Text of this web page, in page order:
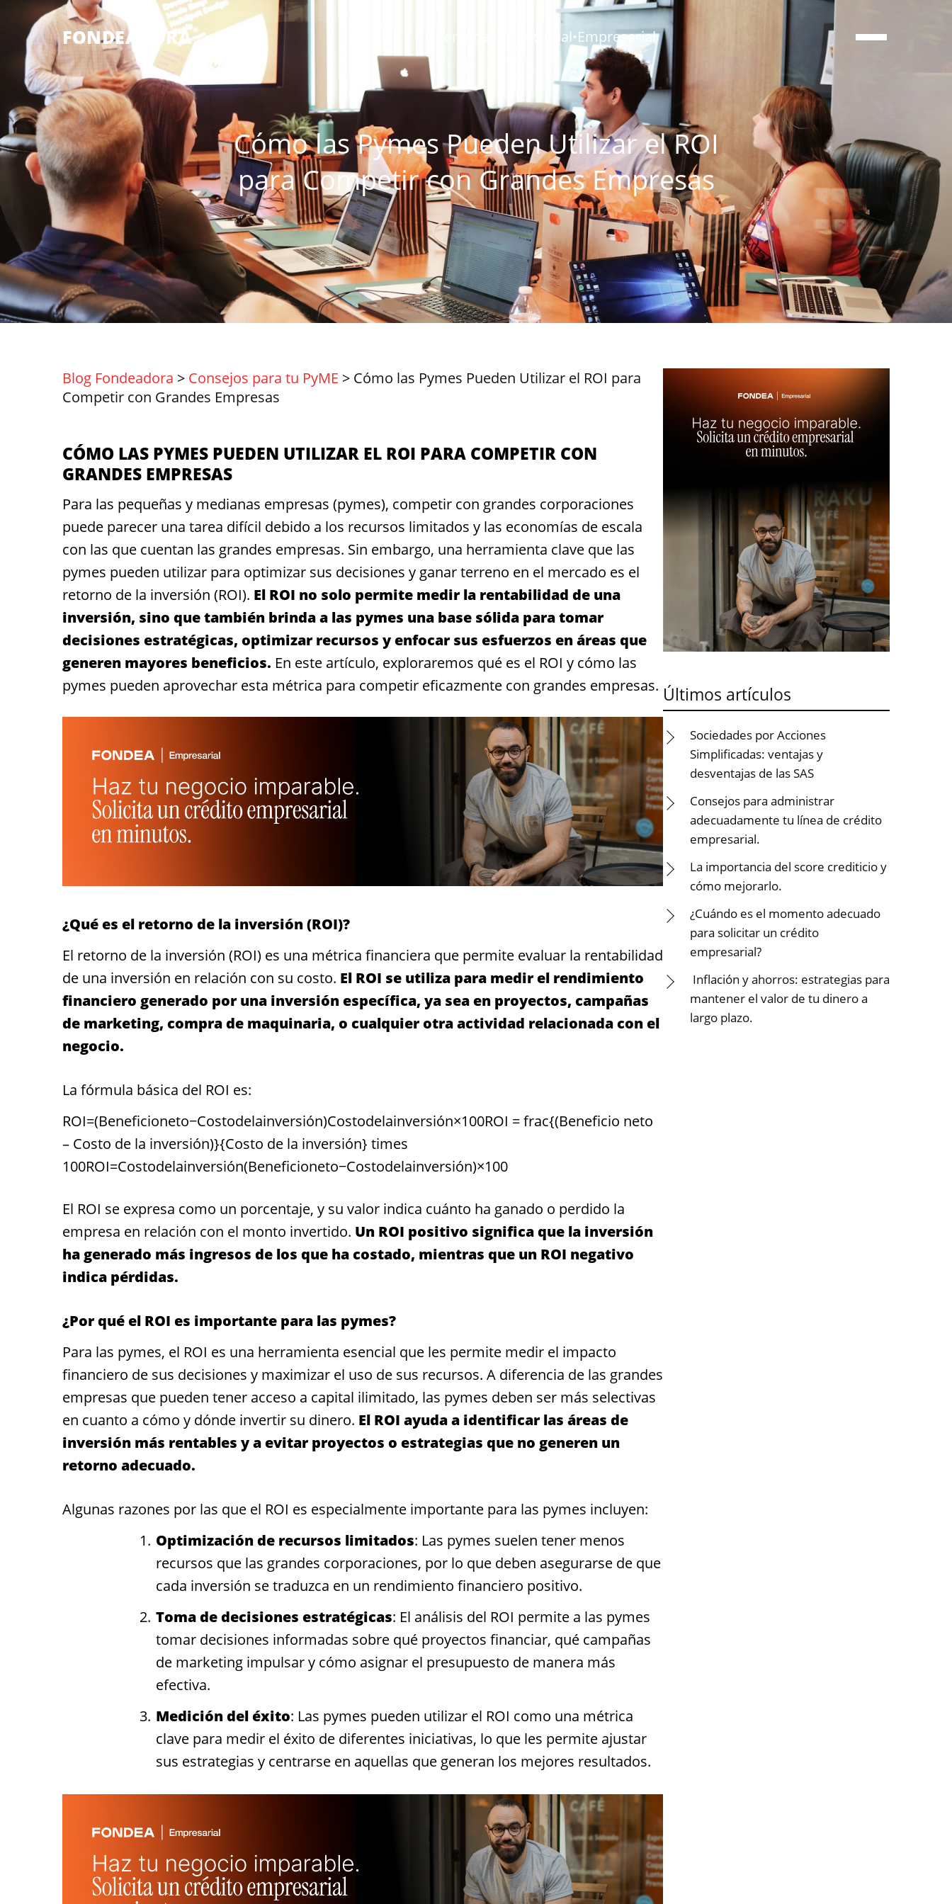
FONDEADORA® Personal Profesional•Empresarial
Cómo las Pymes Pueden Utilizar el ROI
para Competir con Grandes Empresas
Blog Fondeadora > Consejos para tu PyME > Cómo las Pymes Pueden Utilizar el ROI para
Competir con Grandes Empresas
CÓMO LAS PYMES PUEDEN UTILIZAR EL ROI PARA COMPETIR CON
GRANDES EMPRESAS
Para las pequeñas y medianas empresas (pymes), competir con grandes corporaciones
puede parecer una tarea difícil debido a los recursos limitados y las economías de escala
con las que cuentan las grandes empresas. Sin embargo, una herramienta clave que las
pymes pueden utilizar para optimizar sus decisiones y ganar terreno en el mercado es el
retorno de la inversión (ROI). El ROI no solo permite medir la rentabilidad de una
inversión, sino que también brinda a las pymes una base sólida para tomar
decisiones estratégicas, optimizar recursos y enfocar sus esfuerzos en áreas que
generen mayores beneficios. En este artículo, exploraremos qué es el ROI y cómo las
pymes pueden aprovechar esta métrica para competir eficazmente con grandes empresas.
¿Qué es el retorno de la inversión (ROI)?
El retorno de la inversión (ROI) es una métrica financiera que permite evaluar la rentabilidad
de una inversión en relación con su costo. El ROI se utiliza para medir el rendimiento
financiero generado por una inversión específica, ya sea en proyectos, campañas
de marketing, compra de maquinaria, o cualquier otra actividad relacionada con el
negocio.
La fórmula básica del ROI es:
ROI=(Beneficioneto−Costodelainversión)Costodelainversión×100ROI = frac{(Beneficio neto
– Costo de la inversión)}{Costo de la inversión} times
100ROI=Costodelainversión(Beneficioneto−Costodelainversión)​×100
El ROI se expresa como un porcentaje, y su valor indica cuánto ha ganado o perdido la
empresa en relación con el monto invertido. Un ROI positivo significa que la inversión
ha generado más ingresos de los que ha costado, mientras que un ROI negativo
indica pérdidas.
¿Por qué el ROI es importante para las pymes?
Para las pymes, el ROI es una herramienta esencial que les permite medir el impacto
financiero de sus decisiones y maximizar el uso de sus recursos. A diferencia de las grandes
empresas que pueden tener acceso a capital ilimitado, las pymes deben ser más selectivas
en cuanto a cómo y dónde invertir su dinero. El ROI ayuda a identificar las áreas de
inversión más rentables y a evitar proyectos o estrategias que no generen un
retorno adecuado.
Algunas razones por las que el ROI es especialmente importante para las pymes incluyen:
Optimización de recursos limitados: Las pymes suelen tener menos
recursos que las grandes corporaciones, por lo que deben asegurarse de que
cada inversión se traduzca en un rendimiento financiero positivo.
Toma de decisiones estratégicas: El análisis del ROI permite a las pymes
tomar decisiones informadas sobre qué proyectos financiar, qué campañas
de marketing impulsar y cómo asignar el presupuesto de manera más
efectiva.
Medición del éxito: Las pymes pueden utilizar el ROI como una métrica
clave para medir el éxito de diferentes iniciativas, lo que les permite ajustar
sus estrategias y centrarse en aquellas que generan los mejores resultados.
Últimos artículos
Sociedades por Acciones
Simplificadas: ventajas y
desventajas de las SAS
Consejos para administrar
adecuadamente tu línea de crédito
empresarial.
La importancia del score crediticio y
cómo mejorarlo.
¿Cuándo es el momento adecuado
para solicitar un crédito
empresarial?
Inflación y ahorros: estrategias para
mantener el valor de tu dinero a
largo plazo.